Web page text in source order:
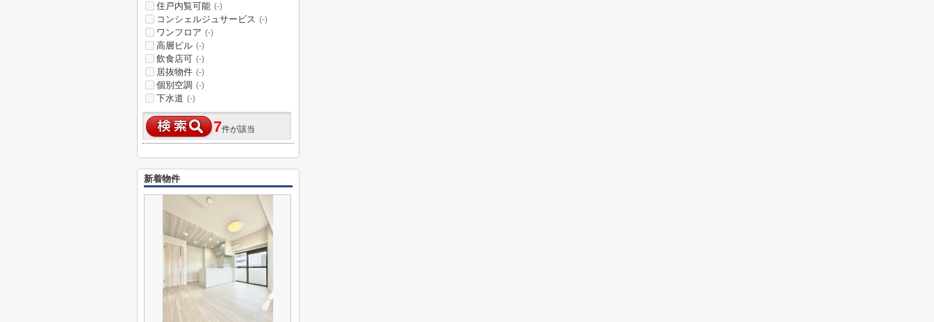
住戸内覧可能 (-)
コンシェルジュサービス (-)
ワンフロア (-)
高層ビル (-)
飲食店可 (-)
居抜物件 (-)
個別空調 (-)
下水道 (-)
7件が該当
新着物件